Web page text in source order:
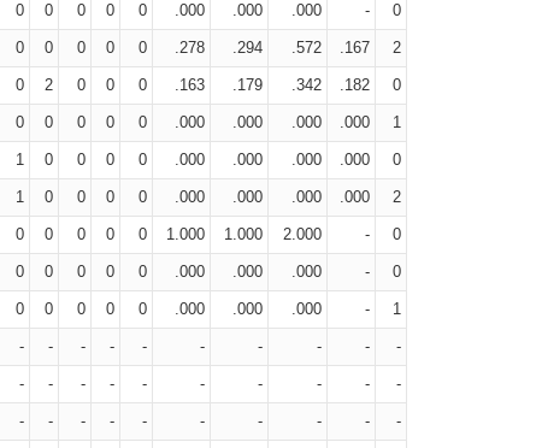
0 0 0 0 0 .000 .000 .000 - 0
0 0 0 0 0 .278 .294 .572 .167 2
0 2 0 0 0 .163 .179 .342 .182 0
0 0 0 0 0 .000 .000 .000 .000 1
1 0 0 0 0 .000 .000 .000 .000 0
1 0 0 0 0 .000 .000 .000 .000 2
0 0 0 0 0 1.000 1.000 2.000 - 0
0 0 0 0 0 .000 .000 .000 - 0
0 0 0 0 0 .000 .000 .000 - 1
- - - - - - - - - -
- - - - - - - - - -
- - - - - - - - - -